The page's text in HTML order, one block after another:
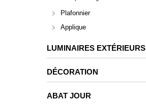
Plafonnier
Applique
LUMINAIRES EXTÉRIEURS
DÉCORATION
ABAT JOUR